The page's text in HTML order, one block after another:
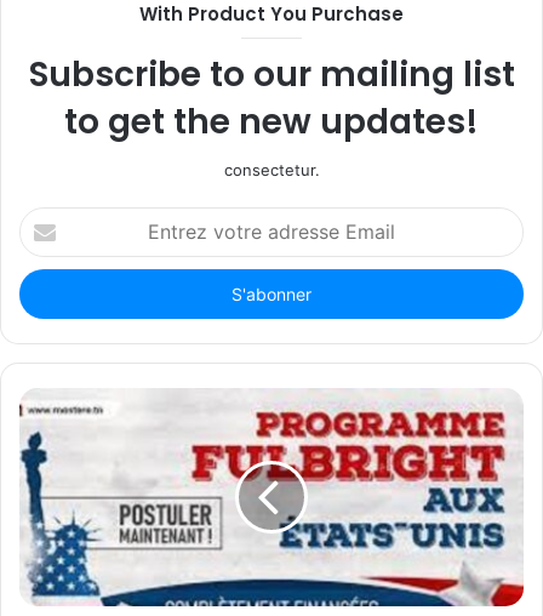
With Product You Purchase
Subscribe to our mailing list
to get the new updates!
consectetur.
Entrez
votre
adresse
Email